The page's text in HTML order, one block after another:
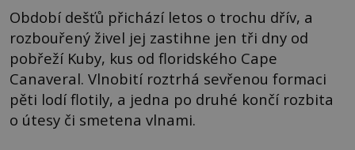
Období dešťů přichází letos o trochu dřív, a
rozbouřený živel jej zastihne jen tři dny od
pobřeží Kuby, kus od floridského Cape
Canaveral. Vlnobití roztrhá sevřenou formaci
pěti lodí flotily, a jedna po druhé končí rozbita
o útesy či smetena vlnami.